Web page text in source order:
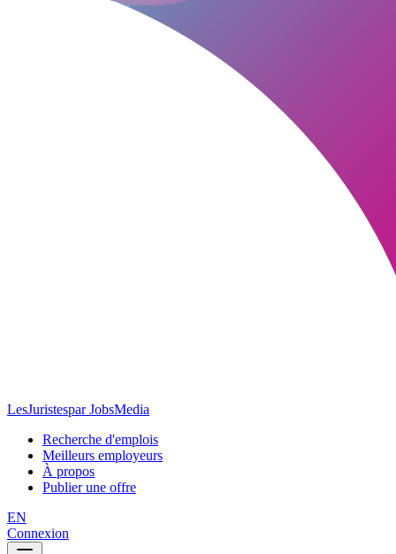
LesJuristespar JobsMedia
Recherche d'emplois
Meilleurs employeurs
À propos
Publier une offre
EN
Connexion